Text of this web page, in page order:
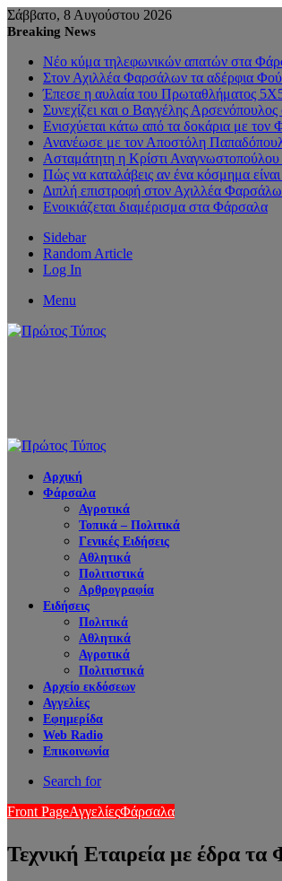
Σάββατο, 8 Αυγούστου 2026
Breaking News
Νέο κύμα τηλεφωνικών απατών στα
Στον Αχιλλέα Φαρσάλων τα αδέρφια
Έπεσε η αυλαία του Πρωταθλήματος
Συνεχίζει και ο Βαγγέλης
Ενισχύεται κάτω από τα δοκάρια με
Ανανέωσε με τον Αποστόλη
Ασταμάτητη η Κρίστι
Πώς να καταλάβεις αν ένα κόσμημα είναι
Διπλή επιστροφή στον Αχιλλέα
Ενοικιάζεται διαμέρισμα στα Φάρσαλα
Sidebar
Random Article
Log In
Menu
Αρχική
Φάρσαλα
Αγροτικά
Τοπικά – Πολιτικά
Γενικές Ειδήσεις
Αθλητικά
Πολιτιστικά
Αρθρογραφία
Ειδήσεις
Πολιτικά
Αθλητικά
Αγροτικά
Πολιτιστικά
Αρχείο εκδόσεων
Αγγελίες
Εφημερίδα
Web Radio
Επικοινωνία
Search for
Front PageΑγγελίεςΦάρσαλα
Τεχνική Εταιρεία με έδρα